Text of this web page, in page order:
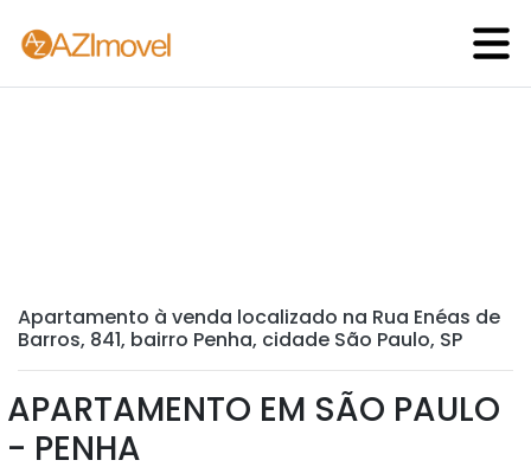
Apartamento à venda localizado na Rua Enéas de
Barros, 841, bairro Penha, cidade São Paulo, SP
APARTAMENTO EM SÃO PAULO
- PENHA